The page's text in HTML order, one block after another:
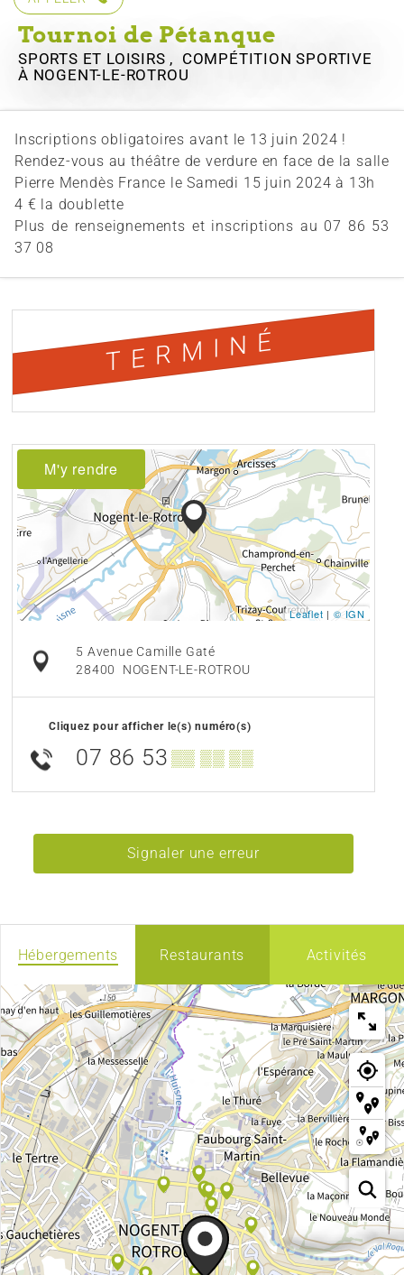
Tournoi de Pétanque
SPORTS ET LOISIRS , COMPÉTITION SPORTIVE
À NOGENT-LE-ROTROU
Inscriptions obligatoires avant le 13 juin 2024 !
Rendez-vous au théâtre de verdure en face de la salle
Pierre Mendès France le Samedi 15 juin 2024 à 13h
4 € la doublette
Plus de renseignements et inscriptions au 07 86 53
37 08
TERMINÉ
M'y rendre
Leaflet | © IGN
5 Avenue Camille Gaté
28400
NOGENT-LE-ROTROU
Cliquez pour afficher le(s) numéro(s)
07 86 53 ▒▒ ▒▒ ▒▒
Signaler une erreur
Hébergements Restaurants Activités